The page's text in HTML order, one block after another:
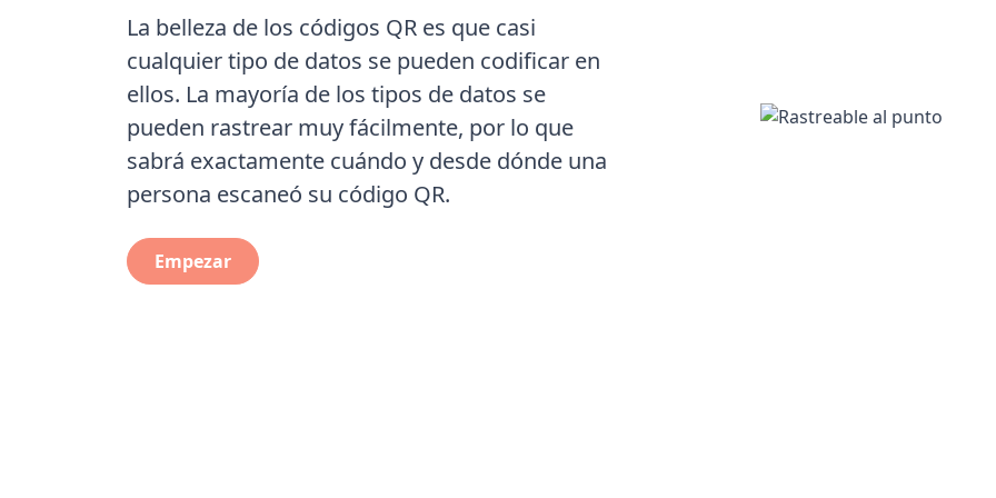
La belleza de los códigos QR es que casi
cualquier tipo de datos se pueden codificar en
ellos. La mayoría de los tipos de datos se
pueden rastrear muy fácilmente, por lo que
sabrá exactamente cuándo y desde dónde una
persona escaneó su código QR.
Empezar